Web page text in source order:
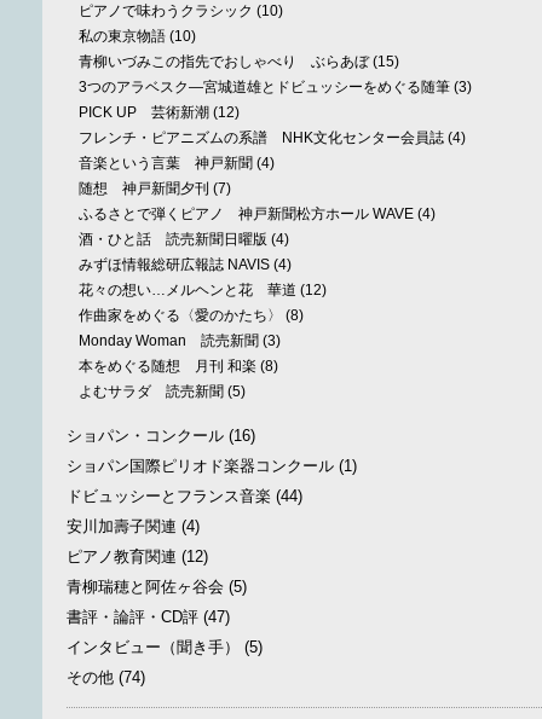
ピアノで味わうクラシック (10)
私の東京物語 (10)
青柳いづみこの指先でおしゃべり ぶらあぼ(15)
3つのアラベスク—宮城道雄とドビュッシーをめぐる随筆 (3)
PICK UP 芸術新潮 (12)
フレンチ・ピアニズムの系譜 NHK文化センター会員誌 (4)
音楽という言葉 神戸新聞 (4)
随想 神戸新聞夕刊 (7)
ふるさとで弾くピアノ 神戸新聞松方ホール WAVE (4)
酒・ひと話 読売新聞日曜版 (4)
みずほ情報総研広報誌 NAVIS (4)
花々の想い…メルヘンと花 華道 (12)
作曲家をめぐる〈愛のかたち〉
(8)
Monday Woman 読売新聞 (3)
本をめぐる随想 月刊 和楽 (8)
よむサラダ 読売新聞 (5)
ショパン・コンクール (16)
ショパン国際ピリオド楽器コンクール (1)
ドビュッシーとフランス音楽 (44)
安川加壽子関連 (4)
ピアノ教育関連 (12)
青柳瑞穂と阿佐ヶ谷会 (5)
書評・論評・CD評 (47)
インタビュー（聞き手）
(5)
その他 (74)